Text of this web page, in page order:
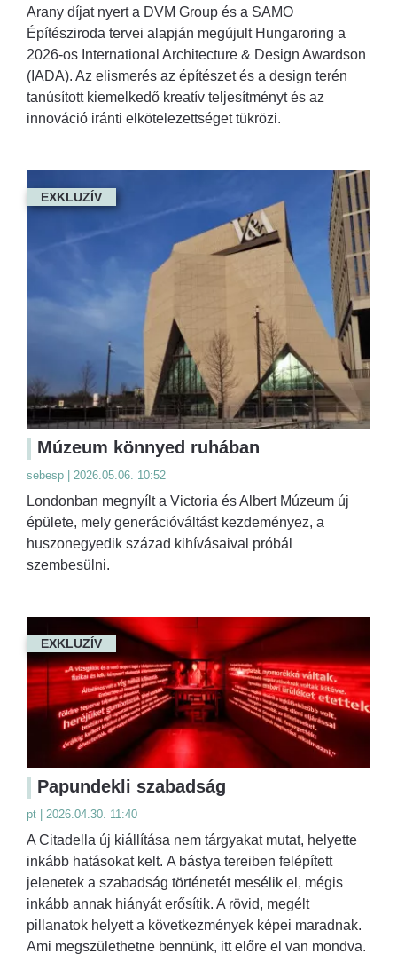
Arany díjat nyert a DVM Group és a SAMO
Építésziroda tervei alapján megújult Hungaroring a
2026-os International Architecture & Design Awardson
(IADA). Az elismerés az építészet és a design terén
tanúsított kiemelkedő kreatív teljesítményt és az
innováció iránti elkötelezettséget tükrözi.
EXKLUZÍV
Múzeum könnyed ruhában
sebesp | 2026.05.06. 10:52
Londonban megnyílt a Victoria és Albert Múzeum új
épülete, mely generációváltást kezdeményez, a
huszonegyedik század kihívásaival próbál
szembesülni.
EXKLUZÍV
Papundekli szabadság
pt | 2026.04.30. 11:40
A Citadella új kiállítása nem tárgyakat mutat, helyette
inkább hatásokat kelt. A bástya tereiben felépített
jelenetek a szabadság történetét mesélik el, mégis
inkább annak hiányát erősítik. A rövid, megélt
pillanatok helyett a következmények képei maradnak.
Ami megszülethetne bennünk, itt előre el van mondva.